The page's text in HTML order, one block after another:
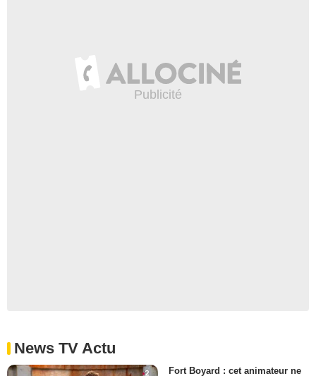
News TV Actu
Fort Boyard : cet animateur ne